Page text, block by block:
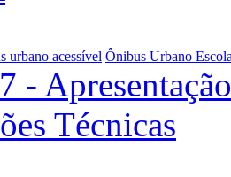
urbano acessível Ônibus Urbano
-
Técnicas